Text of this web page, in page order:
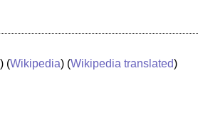
) (Wikipedia) (Wikipedia translated)